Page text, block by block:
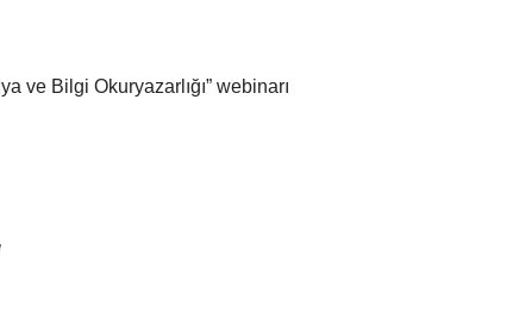
ve Bilgi Okuryazarlığı” webinarı